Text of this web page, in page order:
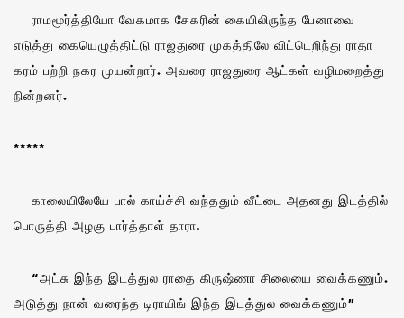
ராமமூர்த்தியோ வேகமாக சேகரின் கையிலிருந்த பேனாவை
எடுத்து கையெழுத்திட்டு ராஜதுரை முகத்திலே விட்டெறிந்து ராதா
கரம் பற்றி நகர முயன்றார். அவரை ராஜதுரை ஆட்கள் வழிமறைத்து
நின்றனர்.
*****
காலையிலேயே பால் காய்ச்சி வந்ததும் வீட்டை அதனது இடத்தில்
பொருத்தி அழகு பார்த்தாள் தாரா.
“அட்சு இந்த இடத்துல ராதை கிருஷ்ணா சிலையை வைக்கணும்.
அடுத்து நான் வரைந்த டிராயிங் இந்த இடத்துல வைக்கணும்”